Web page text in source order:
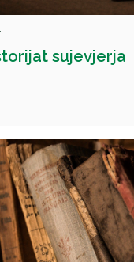
sujevjerja